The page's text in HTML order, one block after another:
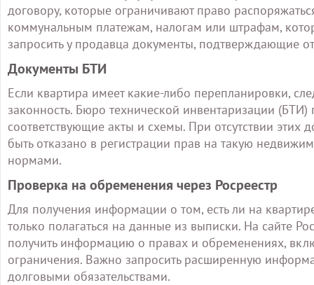
договору, которые ограничивают право
коммунальным платежам, налогам или штрафам,
запросить у продавца документы, подтверждающие
Документы БТИ
Если квартира имеет какие-либо перепланировки,
законность. Бюро технической инвентаризации
соответствующие акты и схемы. При отсутствии
быть отказано в регистрации прав на такую
нормами.
Проверка на обременения через Росреестр
Для получения информации о том, есть ли на
только полагаться на данные из выписки. На сайте
получить информацию о правах и обременениях,
ограничения. Важно запросить расширенную
долговыми обязательствами.